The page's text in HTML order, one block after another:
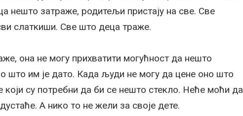
нешто затраже, родитељи пристају на све. Све
слаткиши. Све што деца траже.
она не могу прихватити могућност да нешто
што им је дато. Када људи не могу да цене оно што
који су потребни да би се нешто стекло. Неће моћи да
А нико то не жели за своје дете.